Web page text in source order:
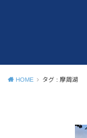
HOME タグ : 摩周湖